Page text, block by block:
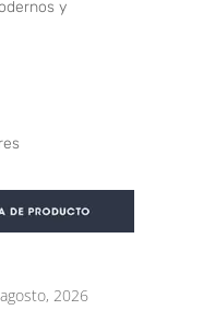
y
2026